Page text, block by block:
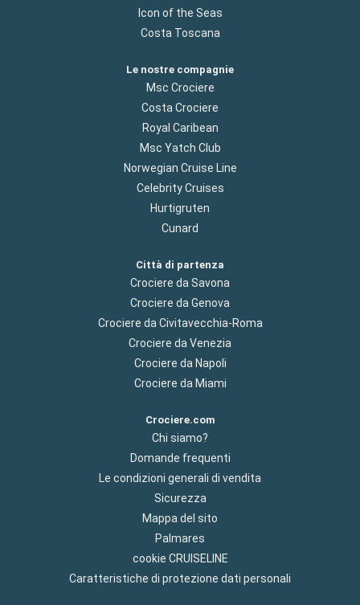
Icon of the Seas
Costa Toscana
Le nostre compagnie
Msc Crociere
Costa Crociere
Royal Caribean
Msc Yatch Club
Norwegian Cruise Line
Celebrity Cruises
Hurtigruten
Cunard
Città di partenza
Crociere da Savona
Crociere da Genova
Crociere da Civitavecchia-Roma
Crociere da Venezia
Crociere da Napoli
Crociere da Miami
Crociere.com
Chi siamo?
Domande frequenti
Le condizioni generali di vendita
Sicurezza
Mappa del sito
Palmares
cookie CRUISELINE
Caratteristiche di protezione dati personali